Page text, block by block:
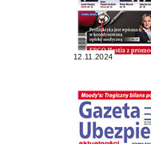
12.11.2024